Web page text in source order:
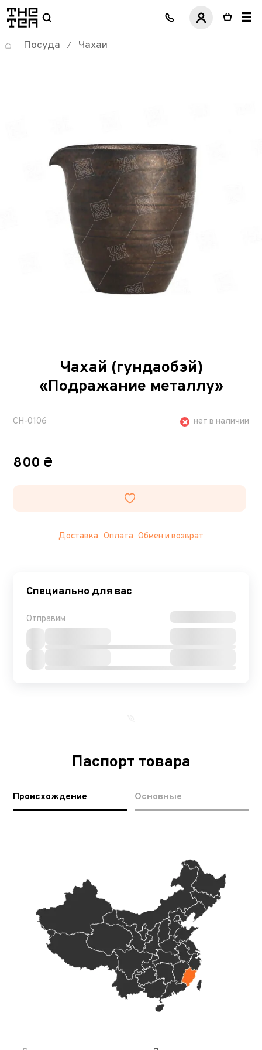
логотип
Посуда / Чахаи
Чахай (гундаобэй)
«Подражание металлу»
CH-0106 нет в наличии
800 ₴
Доставка Оплата Обмен и возврат
Специально для вас
Отправим
Паспорт товара
Происхождение Основные